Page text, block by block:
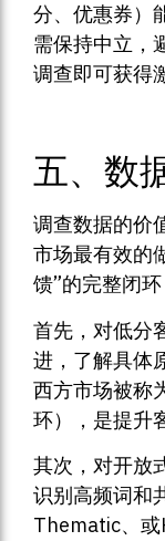
分、优惠券）
需保持中立，
调查即可获得
五、数
调查数据的价
市场最有效的
馈”的完整闭环
首先，对低分
进，了解具体
西方市场被称
环），是提升
其次，对开放
识别高频词和
Thematic、或